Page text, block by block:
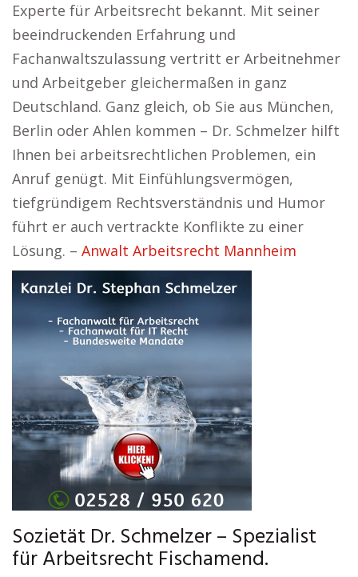
Experte für Arbeitsrecht bekannt. Mit seiner
beeindruckenden Erfahrung und
Fachanwaltszulassung vertritt er Arbeitnehmer
und Arbeitgeber gleichermaßen in ganz
Deutschland. Ganz gleich, ob Sie aus München,
Berlin oder Ahlen kommen – Dr. Schmelzer hilft
Ihnen bei arbeitsrechtlichen Problemen, ein
Anruf genügt. Mit Einfühlungsvermögen,
tiefgründigem Rechtsverständnis und Humor
führt er auch vertrackte Konflikte zu einer
Lösung. – Anwalt Arbeitsrecht Mannheim
Sozietät Dr. Schmelzer – Spezialist
für Arbeitsrecht Fischamend.